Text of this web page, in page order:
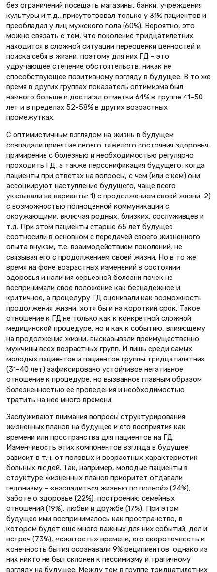
без ограничений посещать магазины, банки, учреждения
культуры и т.д., присутствовал только у 31% пациентов и
преобладал у лиц мужского пола (60%). Вероятно, это
можно связать с тем, что поколение тридцатилетних
находится в сложной ситуации переоценки ценностей и
поиска себя в жизни, поэтому для них ГД – это
удручающее стечение обстоятельств, никак не
способствующее позитивному взгляду в будущее. В то же
время в других группах показатель оптимизма был
намного больше и достигал отметки 64% в группе 41–50
лет и в пределах 52–58% в других возрастных
промежутках.
С оптимистичным взглядом на жизнь в будущем
совпадали принятие своего тяжелого состояния здоровья,
примирение с болезнью и необходимостью регулярно
проходить ГД, а также персонификация будущего, когда
пациенты при ответах на вопросы, с чем (или с кем) они
ассоциируют наступление будущего, чаще всего
указывали на варианты: 1) с продолжением своей жизни, 2)
с возможностью полноценной коммуникации с
окружающими, включая родных, близких, сослуживцев и
т.д. При этом пациенты старше 65 лет будущее
соотносили в основном с передачей своего жизненного
опыта внукам, т.е. взаимодействием поколений, не
связывая его с продолжением своей жизни. Но в то же
время на фоне возрастных изменений в состоянии
здоровья и наличия серьезной болезни почек не
воспринимали свое положение как безнадежное и
критичное, а процедуру ГД оценивали как возможность
продолжения жизни, хотя бы и на короткий срок. Такое
отношение к ГД не только как к конкретной сложной
медицинской процедуре, но и как к событию, влияющему
на продолжение жизни, высказывали преимущественно
мужчины всех возрастных групп. И лишь среди самых
молодых пациентов и пациентов группы тридцатилетних
(31–40 лет) зафиксировано устойчивое негативное
отношение к процедуре, но вызванное главным образом
болезненностью ее проведения и необходимостью
тратить на нее много времени.
Заслуживают внимания вопросы структурирования
жизненных планов на будущее и его восприятия как
времени или пространства для пациентов на ГД.
Изменчивость этих компонентов взгляда в будущее
зависит в т.ч. от половых и возрастных характеристик
больных людей. Так, например, молодые пациенты в
структуре жизненных планов приоритет отдавали
гедонизму – «насладиться жизнью по полной» (24%),
заботе о здоровье (22%), построению семейных
отношений (19%), любви и дружбе (17%). При этом
будущее ими воспринималось как пространство, в
котором будет еще много важных для них событий, дел и
встреч (73%), «сжатость» времени, его скоротечность и
конечность бытия осознавали 9% реципиентов, однако из
них никто не был склонен к пессимизму и трагичному
взгляду на будущее. Между тем в группе тридцатилетних